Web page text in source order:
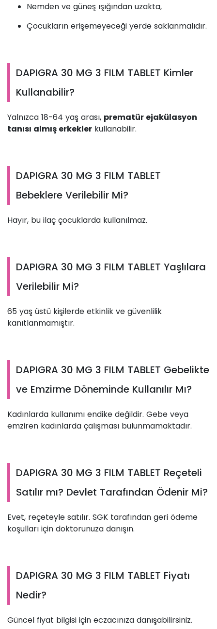
Nemden ve güneş ışığından uzakta,
Çocukların erişemeyeceği yerde saklanmalıdır.
DAPIGRA 30 MG 3 FILM TABLET Kimler
Kullanabilir?
Yalnızca 18-64 yaş arası, prematür ejakülasyon
tanısı almış erkekler kullanabilir.
DAPIGRA 30 MG 3 FILM TABLET
Bebeklere Verilebilir Mi?
Hayır, bu ilaç çocuklarda kullanılmaz.
DAPIGRA 30 MG 3 FILM TABLET Yaşlılara
Verilebilir Mi?
65 yaş üstü kişilerde etkinlik ve güvenlilik
kanıtlanmamıştır.
DAPIGRA 30 MG 3 FILM TABLET Gebelikte
ve Emzirme Döneminde Kullanılır Mı?
Kadınlarda kullanımı endike değildir. Gebe veya
emziren kadınlarda çalışması bulunmamaktadır.
DAPIGRA 30 MG 3 FILM TABLET Reçeteli
Satılır mı? Devlet Tarafından Ödenir Mi?
Evet, reçeteyle satılır. SGK tarafından geri ödeme
koşulları için doktorunuza danışın.
DAPIGRA 30 MG 3 FILM TABLET Fiyatı
Nedir?
Güncel fiyat bilgisi için eczacınıza danışabilirsiniz.